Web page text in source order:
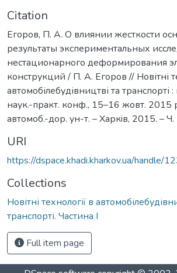
Citation
Егоров, П. А. О влиянии жесткости
результаты экспериментальных
нестационарного деформирования
конструкций / П. А. Егоров // Новітні
автомобілебудівництві та транспорті
наук.-практ. конф., 15–16 жовт. 2015
автомоб.-дор. ун-т. – Харкiв, 2015. –
URI
https://dspace.khadi.kharkov.ua/handle/
Collections
Новітні технології в
транспорті. Частина І
Full item page